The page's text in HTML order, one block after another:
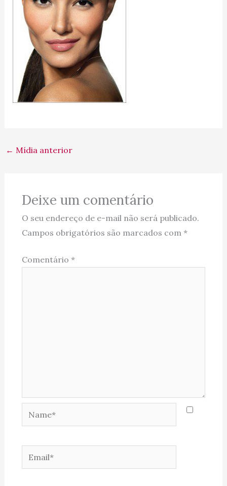
← Mídia anterior
Deixe um comentário
O seu endereço de e-mail não será publicado.
Campos obrigatórios são marcados com *
Comentário *
Name*
Email*